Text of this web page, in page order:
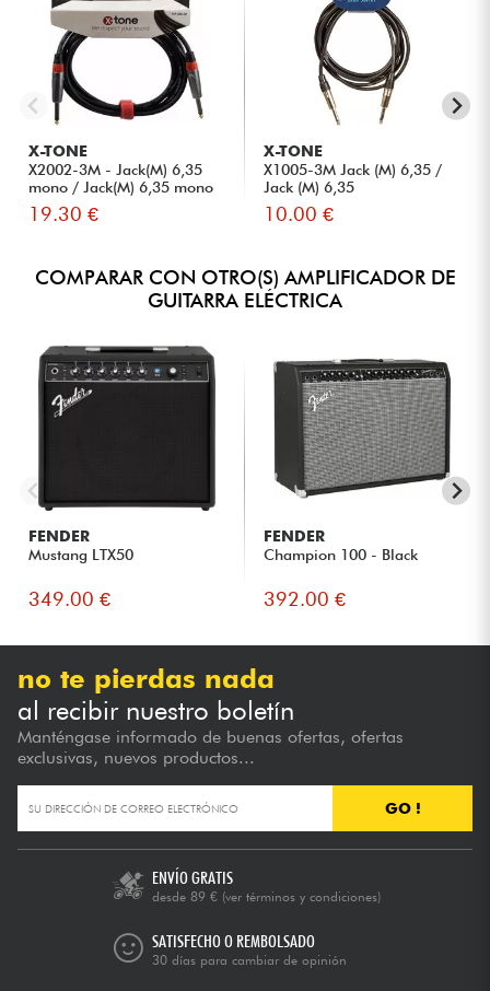
X-TONE
X2002-3M - Jack(M) 6,35
mono / Jack(M) 6,35 mono
S...
19.30 €
X-TONE
X1005-3M Jack (M) 6,35 /
Jack (M) 6,35
10.00 €
COMPARAR CON OTRO(S) AMPLIFICADOR DE
GUITARRA ELÉCTRICA
FENDER
Mustang LTX50
349.00 €
FENDER
Champion 100 - Black
392.00 €
no te pierdas nada
al recibir nuestro boletín
Manténgase informado de buenas ofertas, ofertas
exclusivas, nuevos productos...
GO !
ENVÍO GRATIS
desde 89 € (ver términos y condiciones)
SATISFECHO O REMBOLSADO
30 días para cambiar de opinión